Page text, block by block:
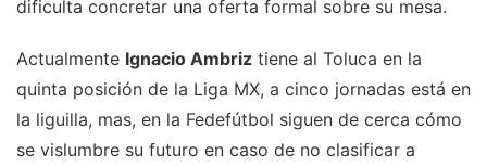
dificulta concretar una oferta formal sobre su mesa.
Actualmente Ignacio Ambriz tiene al Toluca en la
quinta posición de la Liga MX, a cinco jornadas está en
la liguilla, mas, en la Fedefútbol siguen de cerca cómo
se vislumbre su futuro en caso de no clasificar a